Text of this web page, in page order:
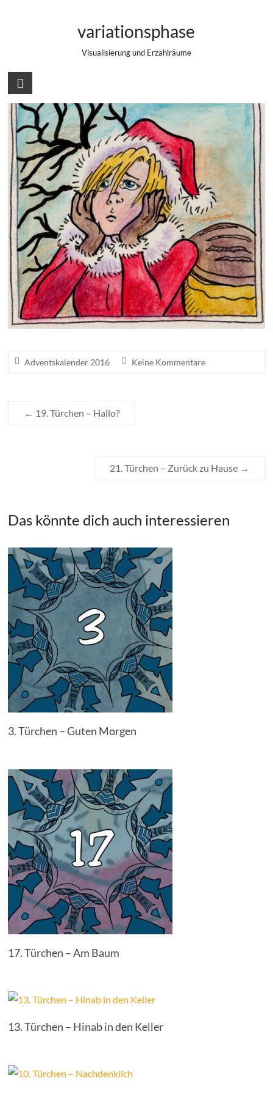
variationsphase
Visualisierung und Erzählräume
20. Türchen – Allein
Adventskalender 2016 Keine Kommentare
← 19. Türchen – Hallo?
21. Türchen – Zurück zu Hause →
Das könnte dich auch interessieren
3. Türchen – Guten Morgen
17. Türchen – Am Baum
13. Türchen – Hinab in den Keller